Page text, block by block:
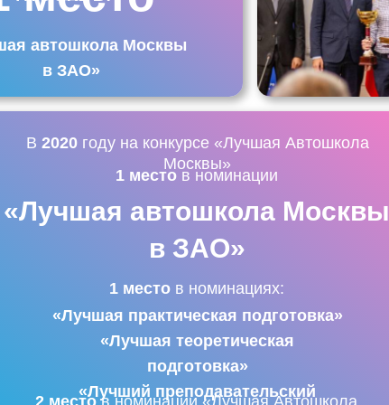
В 2020году на конкурсе «Лучшая Автошкола
Москвы»
автошкола Москвы
в ЗАО»
«Лучшая автошкола Москвы
в ЗАО»
1 место в номинации
1 место в номинациях:
«Лучшая практическая подготовка»
«Лучшая теоретическая
подготовка»
«Лучший преподавательский
2 местов номинации «Лучшая Автошкола